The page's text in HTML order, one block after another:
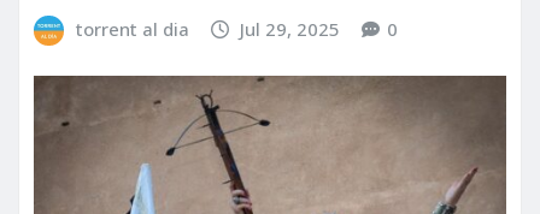
torrent al dia Jul 29, 2025 0